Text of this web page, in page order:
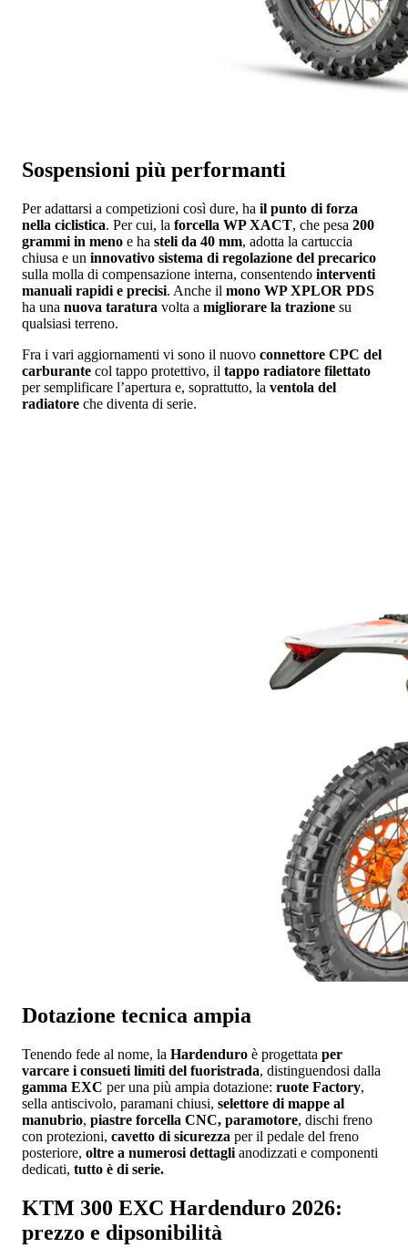
Sospensioni più performanti
Per adattarsi a competizioni così dure, ha il punto di forza
nella ciclistica. Per cui, la forcella WP XACT, che pesa 200
grammi in meno e ha steli da 40 mm, adotta la cartuccia
chiusa e un innovativo sistema di regolazione del precarico
sulla molla di compensazione interna, consentendo interventi
manuali rapidi e precisi. Anche il mono WP XPLOR PDS
ha una nuova taratura volta a migliorare la trazione su
qualsiasi terreno.
Fra i vari aggiornamenti vi sono il nuovo connettore CPC del
carburante col tappo protettivo, il tappo radiatore filettato
per semplificare l’apertura e, soprattutto, la ventola del
radiatore che diventa di serie.
Dotazione tecnica ampia
Tenendo fede al nome, la Hardenduro è progettata per
varcare i consueti limiti del fuoristrada, distinguendosi dalla
gamma EXC per una più ampia dotazione: ruote Factory,
sella antiscivolo, paramani chiusi, selettore di mappe al
manubrio, piastre forcella CNC, paramotore, dischi freno
con protezioni, cavetto di sicurezza per il pedale del freno
posteriore, oltre a numerosi dettagli anodizzati e componenti
dedicati, tutto è di serie.
KTM 300 EXC Hardenduro 2026:
prezzo e dipsonibilità